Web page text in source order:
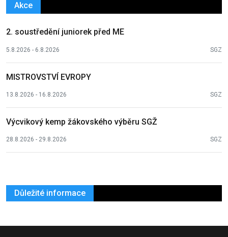
Akce
2. soustředění juniorek před ME
5.8.2026 - 6.8.2026 SGZ
MISTROVSTVÍ EVROPY
13.8.2026 - 16.8.2026 SGZ
Výcvikový kemp žákovského výběru SGŽ
28.8.2026 - 29.8.2026 SGZ
Důležité informace